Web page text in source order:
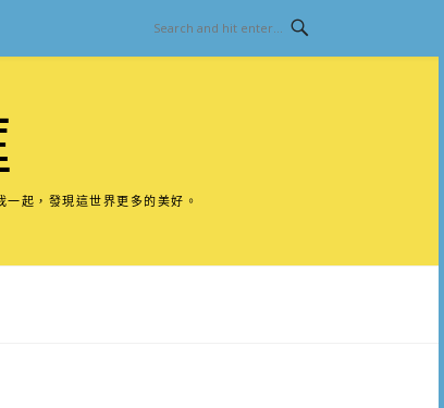
起，發現這世界更多的美好。